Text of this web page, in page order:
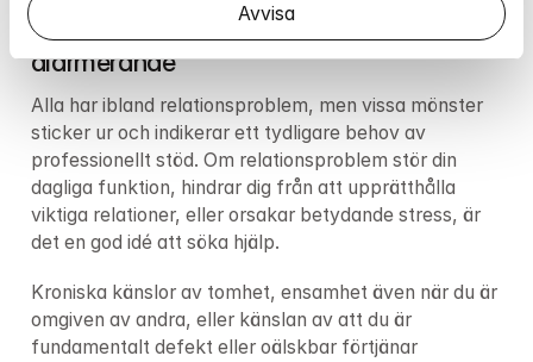
Avvisa
När vanliga relationsbesvär blir
alarmerande
Alla har ibland relationsproblem, men vissa mönster
sticker ur och indikerar ett tydligare behov av
professionellt stöd. Om relationsproblem stör din
dagliga funktion, hindrar dig från att upprätthålla
viktiga relationer, eller orsakar betydande stress, är
det en god idé att söka hjälp.
Kroniska känslor av tomhet, ensamhet även när du är
omgiven av andra, eller känslan av att du är
fundamentalt defekt eller oälskbar förtjänar